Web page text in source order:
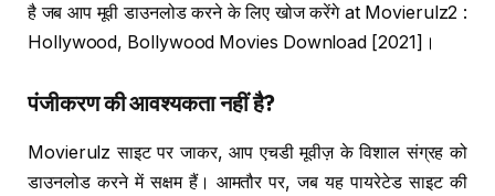
है जब आप मूवी डाउनलोड करने के लिए खोज करेंगे at Movierulz2 :
Hollywood, Bollywood Movies Download [2021]।
पंजीकरण की आवश्यकता नहीं है?
Movierulz साइट पर जाकर, आप एचडी मूवीज़ के विशाल संग्रह को
डाउनलोड करने में सक्षम हैं। आमतौर पर, जब यह पायरेटेड साइट की